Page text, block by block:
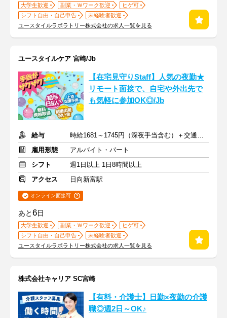
大学生歓迎 副業・Ｗワーク歓迎
ヒゲ可
シフト自由・自己申告
未経験者歓迎
ユースタイルラボラトリー株式会社の求人一覧を見る
ユースタイルケア 宮崎/Jb
【在宅見守りStaff】人気の夜勤★
リモート面接で、自宅や外出先で
も気軽に参加OK◎/Jb
給与
時給1681～1745円（深夜手当含む）＋交通費支給
雇用形態
アルバイト・パート
シフト
週1日以上 1日8時間以上
アクセス
日向新富駅
オンライン面接可
あと6日
大学生歓迎 副業・Ｗワーク歓迎
ヒゲ可
シフト自由・自己申告
未経験者歓迎
ユースタイルラボラトリー株式会社の求人一覧を見る
株式会社キャリア SC宮崎
【有料・介護士】日勤×夜勤の介護
職◎週2日～OK♪